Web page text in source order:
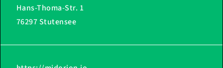
Hans-Thoma-Str. 1
76297 Stutensee